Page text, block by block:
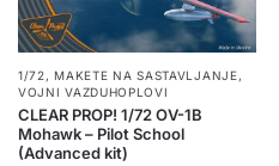
1/72,MAKETE NA SASTAVLJANJE,
VOJNI VAZDUHOPLOVI
CLEAR PROP! 1/72 OV-1B
Mohawk – Pilot School
(Advanced kit)